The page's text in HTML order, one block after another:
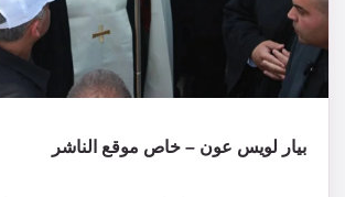
بيار لويس عون – خاص موقع الناشر